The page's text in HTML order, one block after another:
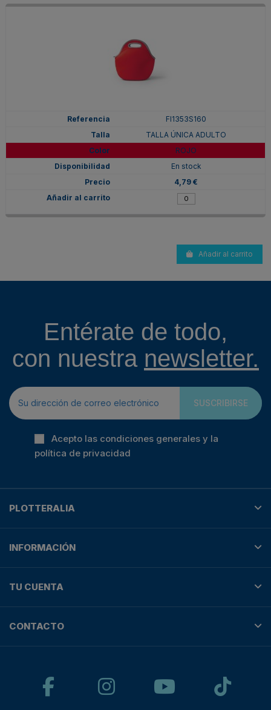
FI1353S160
TALLA ÚNICA ADULTO
ROJO
En stock
4,79 €
Añadir al carrito
Entérate de todo,
con nuestra newsletter.
SUSCRIBIRSE
Acepto las condiciones generales y la
política de privacidad
PLOTTERALIA
INFORMACIÓN
TU CUENTA
CONTACTO